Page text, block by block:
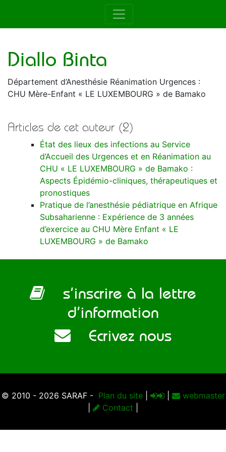
Auteur de la RAMUR
Diallo Binta
Département d’Anesthésie Réanimation Urgences :
CHU Mère-Enfant « LE LUXEMBOURG » de Bamako
Articles de cet auteur (2)
État des lieux des infections au Service
d’Accueil des Urgences et en Réanimation au
CHU « LE LUXEMBOURG » de Bamako :
Aspects Épidémio-cliniques, thérapeutiques et
pronostiques
Pratique de l’anesthésie pédiatrique en Afrique
Subsaharienne : Expérience de 3 années
d’exercice au CHU Mère Enfant « LE
LUXEMBOURG » de Bamako
s’inscrire à la lettre
d’information
Ecrivez nous
© 2010 - 2026 SARAF - Plan du site|
webmaster
Contact